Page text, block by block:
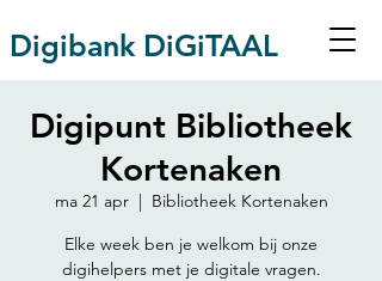
Digibank DiGiTAAL
Digipunt Bibliotheek
Kortenaken
ma 21 apr
  |
Bibliotheek Kortenaken
Elke week ben je welkom bij onze
digihelpers met je digitale vragen.